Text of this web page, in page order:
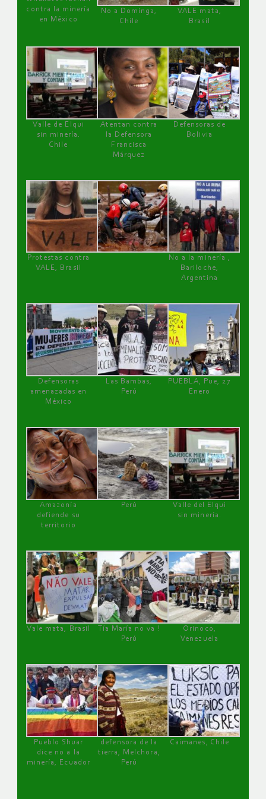
contra la minería
en México
No a Dominga,
Chile
VALE mata,
Brasil
Valle de Elqui
sin minería.
Chile
Atentan contra
la Defensora
Francisca
Márquez
Defensoras de
Bolivia
Protestas contra
VALE, Brasil
No a la minería ,
Bariloche,
Argentina
Defensoras
amenazadas en
México
Las Bambas,
Perú
PUEBLA, Pue, 27
Enero
Amazonía
defiende su
territorio
Perú
Valle del Elqui
sin minería.
Vale mata, Brasil
Tía María no va !
Perú
Orinoco,
Venezuela
Pueblo Shuar
dice no a la
minería, Ecuador
defensora de la
tierra, Melchora,
Perú
Caimanes, Chile